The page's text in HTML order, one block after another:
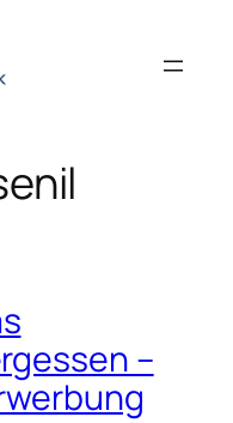
–